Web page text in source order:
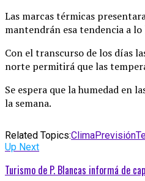
Las marcas térmicas
mantendrán esa tendencia a
Con el transcurso de los días
norte permitirá que las
Se espera que la humedad en
la semana.
Related Topics:ClimaPrevisión
Up Next
Turismo de P. Blancas informá de